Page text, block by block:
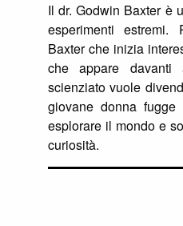
Il dr. Godwin Baxter è
esperimenti
Baxter che inizia
che appare
scienziato vuole
giovane donna
esplorare il mondo e
curiosità.